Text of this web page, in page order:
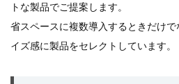
トな製品でご提案します。
省スペースに複数導入するときだけ
イズ感に製品をセレクトしています。